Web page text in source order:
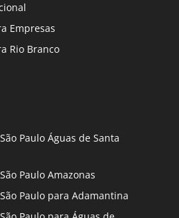
Empresas
Rio Branco
Paulo Águas de Santa
Paulo Amazonas
Paulo para Adamantina